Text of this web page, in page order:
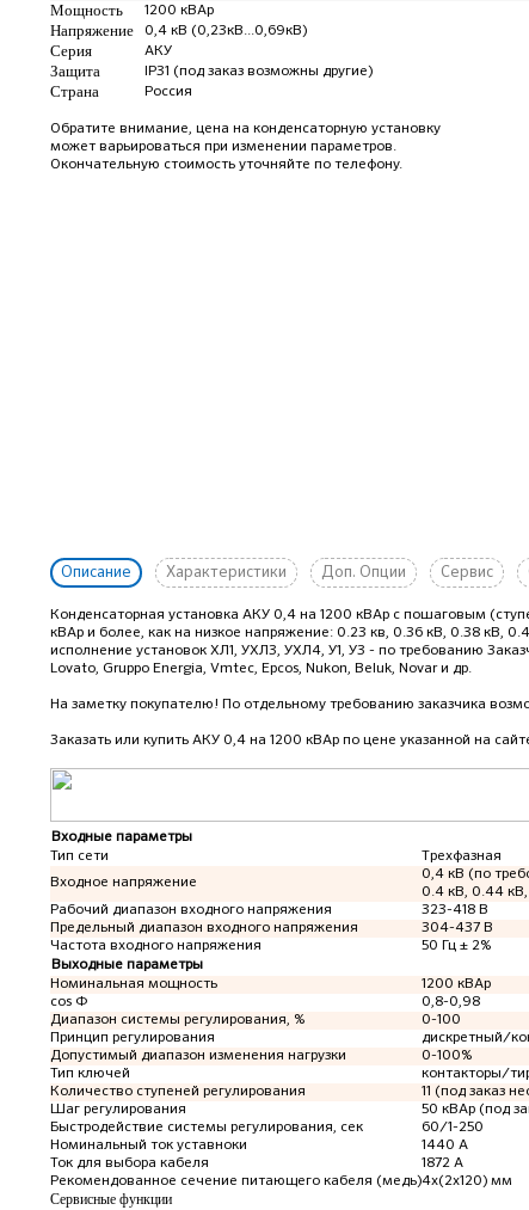
Мощность 1200 кВАр
Напряжение 0,4 кВ (0,23кВ...0,69кВ)
Серия АКУ
Защита IP31 (под заказ возможны другие)
Страна Россия
Обратите внимание, цена на конденсаторную установку
может варьироваться при изменении параметров.
Окончательную стоимость уточняйте по телефону.
Описание Характеристики Доп. Опции Сервис
Конденсаторная установка АКУ 0,4 на 1200 кВАр с пошаговым
кВАр и более, как на низкое напряжение: 0.23 кв, 0.36 кВ, 0.38 кВ,
исполнение установок ХЛ1, УХЛ3, УХЛ4, У1, У3 - по требованию
Lovato, Gruppo Energia, Vmtec, Epcos, Nukon, Beluk, Novar и др.
На заметку покупателю! По отдельному требованию заказчика
Заказать или купить АКУ 0,4 на 1200 кВАр по цене указанной на
Входные параметры
Тип сети
Трехфазная
Входное напряжение
0,4 кВ (по
0.4 кВ, 0.44
Рабочий диапазон входного напряжения
323-418 В
Предельный диапазон входного напряжения
304-437 В
Частота входного напряжения
50 Гц ± 2%
Выходные параметры
Номинальная мощность
1200 кВАр
cos Ф
0,8-0,98
Диапазон системы регулирования, %
0-100
Принцип регулирования
дискретный/
Допустимый диапазон изменения нагрузки
0-100%
Тип ключей
контакторы/
Количество ступеней регулирования
11 (под заказ
Шаг регулирования
50 кВАр (под
Быстродействие системы регулирования, сек
60/1-250
Номинальный ток уставноки
1440 А
Ток для выбора кабеля
1872 А
Рекомендованное сечение питающего кабеля (медь)4x(2x120) мм
Сервисные функции